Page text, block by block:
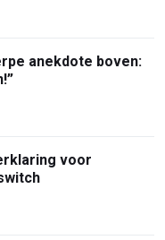
anekdote boven:
voor